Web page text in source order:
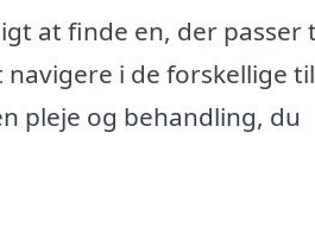
at finde en, der passer
i de forskellige
pleje og behandling, du